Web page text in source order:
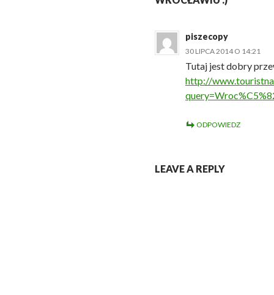
piszecopy
30 LIPCA 2014 O 14:21
Tutaj jest dobry
http://
ODPOWIEDZ
LEAVE A REPLY